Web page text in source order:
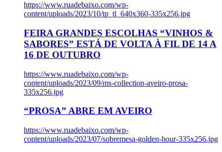
https://www.ruadebaixo.com/wp-
content/uploads/2023/10/tp_tl_640x360-335x256.jpg
FEIRA GRANDES ESCOLHAS “VINHOS &
SABORES” ESTÁ DE VOLTA À FIL DE 14 A
16 DE OUTUBRO
https://www.ruadebaixo.com/wp-
content/uploads/2023/09/ms-collection-aveiro-prosa-
335x256.jpg
“PROSA” ABRE EM AVEIRO
https://www.ruadebaixo.com/wp-
content/uploads/2023/07/sobremesa-golden-hour-335x256.jpg